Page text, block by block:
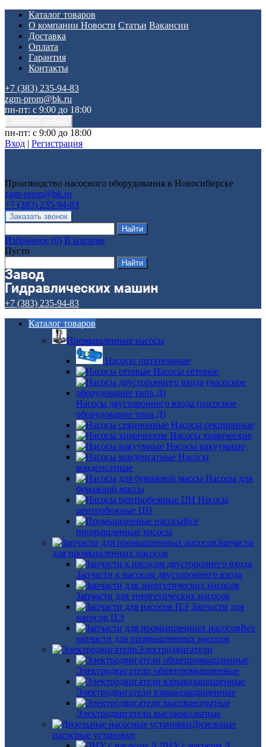
Каталог товаров
О компании Новости Статьи Вакансии
Доставка
Оплата
Гарантия
Контакты
+7 (383) 235-94-83
zgm-prom@bk.ru
пн-пт: с 9:00 до 18:00
пн-пт: с 9:00 до 18:00
Вход | Регистрация
Производство насосного оборудования в Новосибирске
zgm-prom@bk.ru
+7 (383) 235-94-83
Избранное (0) В корзине
Пусто
+7 (383) 235-94-83
Каталог товаров
Промышленные насосы
Насосы питательные
Насосы сетевые
Насосы двустороннего входа (насосное
оборудование типа Д)
Насосы секционные
Насосы химические
Насосы вакуумные
Насосы
конденсатные
Насосы для
бумажной массы
Насосы
центробежные ЦН
Все
промышленные насосы
Запчасти
для промышленных насосов
Запчасти к насосам двустороннего входа
Запчасти для энергетических насосов
Запчасти для
насосов ПЭ
Все
запчасти для промышленных насосов
Электродвигатели
Электродвигатели общепромышленные
Электродвигатели взрывозащищенные
Электродвигатели высоковольтные
Дизельные
насосные установки